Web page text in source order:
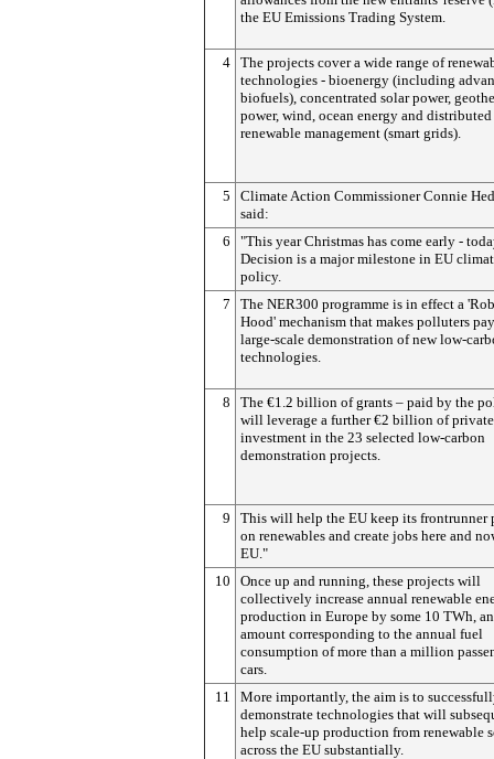
the EU Emissions Trading System.
4 The projects cover a wide range of
technologies - bioenergy (including
biofuels), concentrated solar power,
power, wind, ocean energy and distributed
renewable management (smart grids).
5
Climate Action Commissioner Connie
said:
6
"This year Christmas has come early -
Decision is a major milestone in EU
policy.
7
The NER300 programme is in effect a
Hood' mechanism that makes polluters
large-scale demonstration of new low-
technologies.
8
The €1.2 billion of grants – paid by the
will leverage a further €2 billion of private
investment in the 23 selected low-carbon
demonstration projects.
9
This will help the EU keep its frontrunner
on renewables and create jobs here and
EU."
10
Once up and running, these projects will
collectively increase annual renewable
production in Europe by some 10 TWh,
amount corresponding to the annual fuel
consumption of more than a million
cars.
11
More importantly, the aim is to
demonstrate technologies that will
help scale-up production from renewable
across the EU substantially.